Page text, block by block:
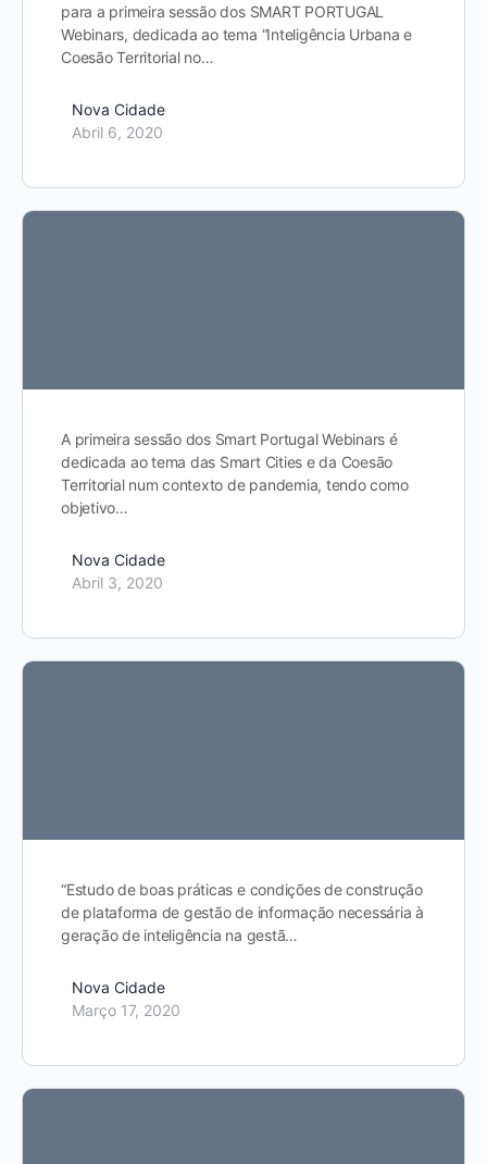
para a primeira sessão dos SMART PORTUGAL
Webinars, dedicada ao tema “Inteligência Urbana e
Coesão Territorial no…
Nova Cidade
Abril 6, 2020
A primeira sessão dos Smart Portugal Webinars é
dedicada ao tema das Smart Cities e da Coesão
Territorial num contexto de pandemia, tendo como
objetivo…
Nova Cidade
Abril 3, 2020
“Estudo de boas práticas e condições de construção
de plataforma de gestão de informação necessária à
geração de inteligência na gestã…
Nova Cidade
Março 17, 2020